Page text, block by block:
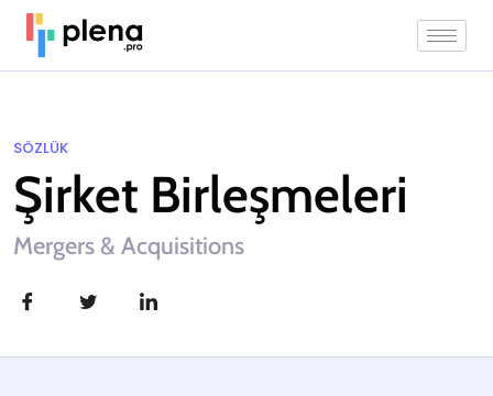
SÖZLÜK
Şirket Birleşmeleri
Mergers & Acquisitions